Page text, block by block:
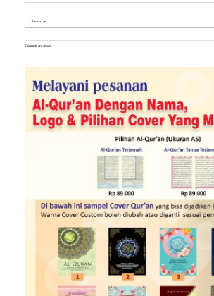
Previous Post
Comments are closed.